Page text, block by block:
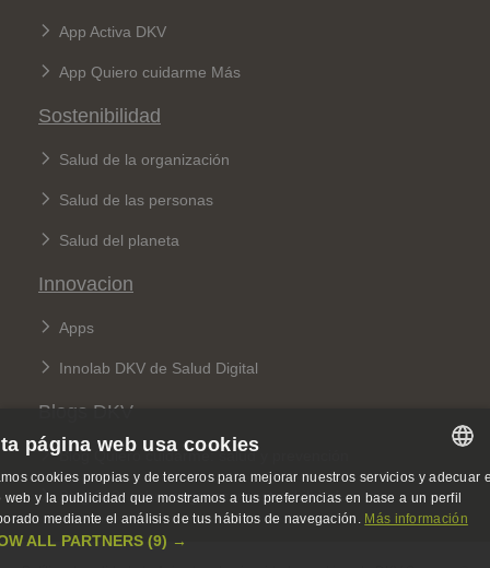
App Activa DKV
App Quiero cuidarme Más
Sostenibilidad
Salud de la organización
Salud de las personas
Salud del planeta
Innovacion
Apps
Innolab DKV de Salud Digital
Blogs DKV
Blog Quiero cuidarme: salud y prevención
Blog 360: sobre seguros y sostenibilidad SPANISH
SPANISH
página web usa cookies
cookies propias y de terceros para mejorar nuestros servicios y adecuar
web y la publicidad que mostramos a tus preferencias en base a un perfil
mediante el análisis de tus hábitos de navegación. Más información
ALL PARTNERS (9) →